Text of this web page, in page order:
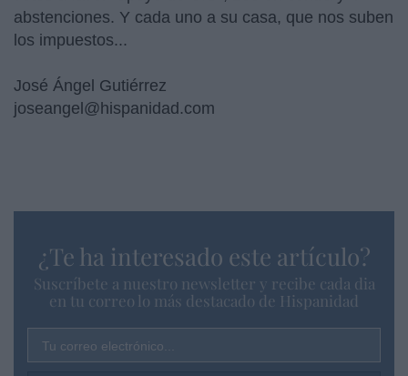
abstenciones. Y cada uno a su casa, que nos suben
los impuestos...
José Ángel Gutiérrez
joseangel@hispanidad.com
¿Te ha interesado este artículo?
Suscríbete a nuestro newsletter y recibe cada dia
en tu correo lo más destacado de Hispanidad
Tu correo electrónico...